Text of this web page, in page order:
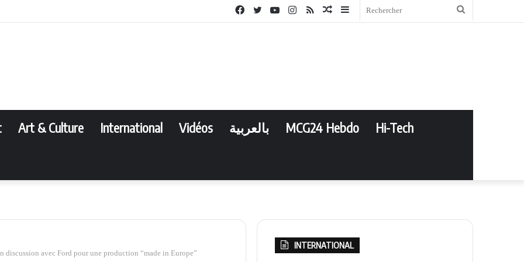
Sidebar
Article
RSS
Instagram
YouTube
Twitter
Facebook
Art & Culture International Vidéos بالعربية MCG24 Hebdo Hi-Tech
discussion avec Ford pour une production “made in Europe”
INTERNATIONAL